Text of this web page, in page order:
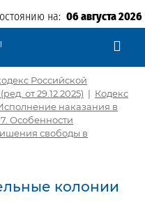
на: 06 августа 2026
Российской
от 29.12.2025) | Кодекс
наказания в
Особенности
свободы в
колонии